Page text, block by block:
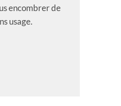
encombrer de
usage.